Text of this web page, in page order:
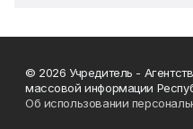
© 2026 Учредитель -
массовой информации
Об использовании